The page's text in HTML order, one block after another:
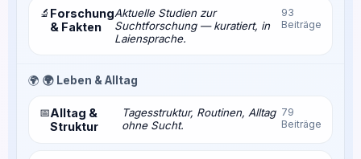
🔬 Forschung
& Fakten
Aktuelle Studien zur
Suchtforschung — kuratiert, in
Laiensprache.
93
Beiträge
🌍 🌍 Leben & Alltag
📅Alltag &
Struktur
Tagesstruktur, Routinen, Alltag
ohne Sucht.
79
Beiträge